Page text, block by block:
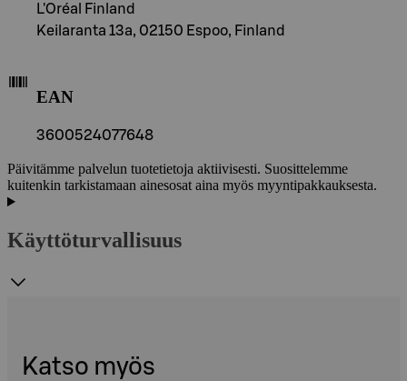
L'Oréal Finland
Keilaranta 13a, 02150 Espoo, Finland
EAN
3600524077648
Päivitämme palvelun tuotetietoja aktiivisesti. Suosittelemme
kuitenkin tarkistamaan ainesosat aina myös myyntipakkauksesta.
Käyttöturvallisuus
Katso myös